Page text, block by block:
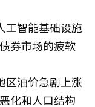
工智能基础设施
券市场的疲软
区油价急剧上涨
化和人口结构